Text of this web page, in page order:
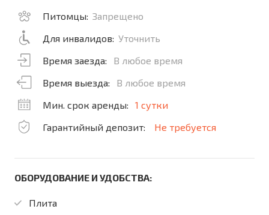
Питомцы: Запрещено
Для инвалидов: Уточнить
Время заезда:
В любое время
Время выезда:
В любое время
Мин. срок аренды:
1 сутки
Гарантийный депозит:
Не требуется
ОБОРУДОВАНИЕ И УДОБСТВА:
Плита